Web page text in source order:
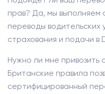
прав? Да, мы выполняем
переводы водительских
страхования и подачи в
Нужно ли мне привозить
Британские правила
сертифицированный